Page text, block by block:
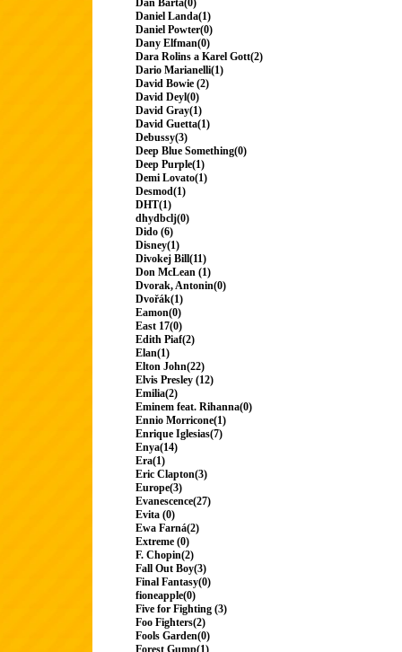
Dan Bárta(0)
Daniel Landa(1)
Daniel Powter(0)
Dany Elfman(0)
Dara Rolins a Karel Gott(2)
Dario Marianelli(1)
David Bowie (2)
David Deyl(0)
David Gray(1)
David Guetta(1)
Debussy(3)
Deep Blue Something(0)
Deep Purple(1)
Demi Lovato(1)
Desmod(1)
DHT(1)
dhydbclj(0)
Dido (6)
Disney(1)
Divokej Bill(11)
Don McLean (1)
Dvorak, Antonin(0)
Dvořák(1)
Eamon(0)
East 17(0)
Edith Piaf(2)
Elan(1)
Elton John(22)
Elvis Presley (12)
Emilia(2)
Eminem feat. Rihanna(0)
Ennio Morricone(1)
Enrique Iglesias(7)
Enya(14)
Era(1)
Eric Clapton(3)
Europe(3)
Evanescence(27)
Evita (0)
Ewa Farná(2)
Extreme (0)
F. Chopin(2)
Fall Out Boy(3)
Final Fantasy(0)
fioneapple(0)
Five for Fighting (3)
Foo Fighters(2)
Fools Garden(0)
Forest Gump(1)